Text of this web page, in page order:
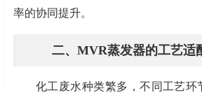
率的协同提升。
二、 MVR蒸发器的工艺适
化工废水种类繁多，不同工艺环